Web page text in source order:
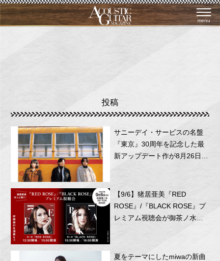
menu
投稿
サニーデイ・サービスの名盤
『東京』30周年を記念した最
新アップデート作が8月26日に
リリース！
【9/6】猪居亜美『RED
ROSE』/『BLACK ROSE』プ
レミアム視聴会が御茶ノ水
夏をテーマにしたmiwaの新曲